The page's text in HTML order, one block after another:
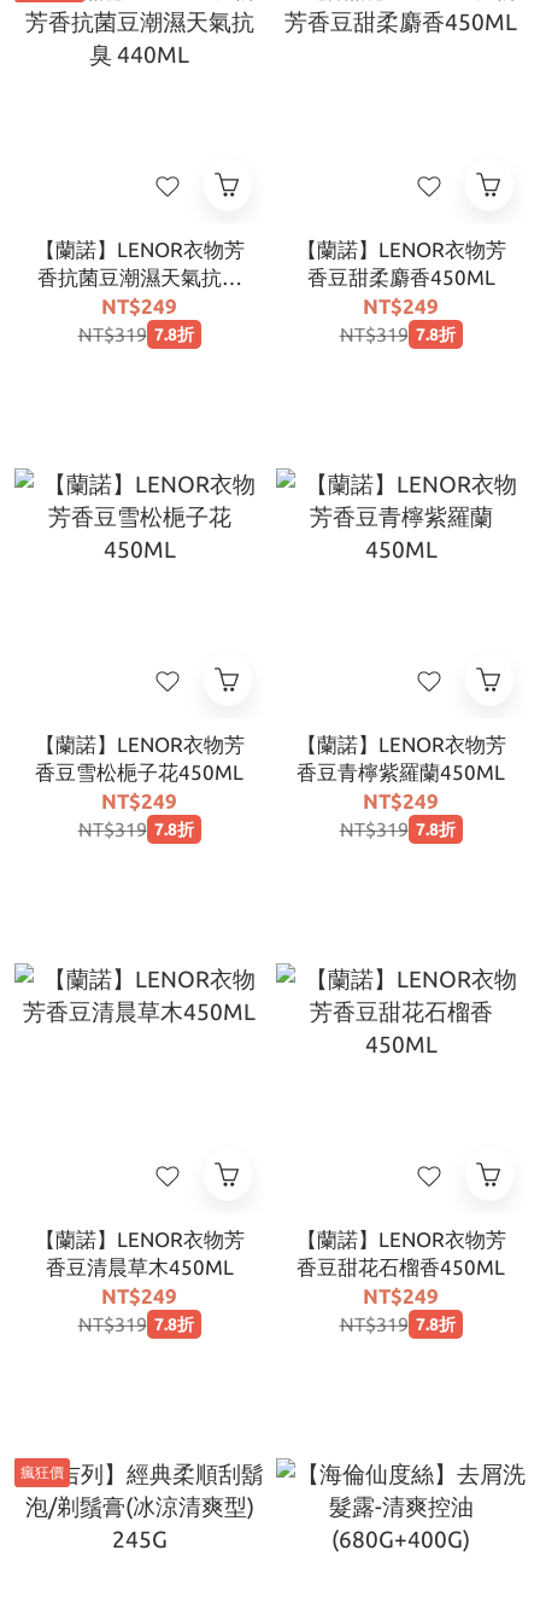
【蘭諾】LENOR衣物芳
香抗菌豆潮濕天氣抗臭
440ML
NT$249
NT$319 7.8折
【蘭諾】LENOR衣物芳
香豆甜柔麝香450ML
NT$249
NT$319 7.8折
【蘭諾】LENOR衣物芳
香豆雪松梔子花450ML
NT$249
NT$319 7.8折
【蘭諾】LENOR衣物芳
香豆青檸紫羅蘭450ML
NT$249
NT$319 7.8折
【蘭諾】LENOR衣物芳
香豆清晨草木450ML
NT$249
NT$319 7.8折
【蘭諾】LENOR衣物芳
香豆甜花石榴香450ML
NT$249
NT$319 7.8折
瘋狂價